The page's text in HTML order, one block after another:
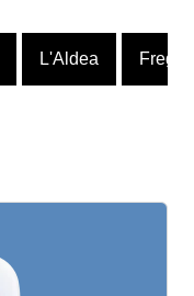
L'Aldea